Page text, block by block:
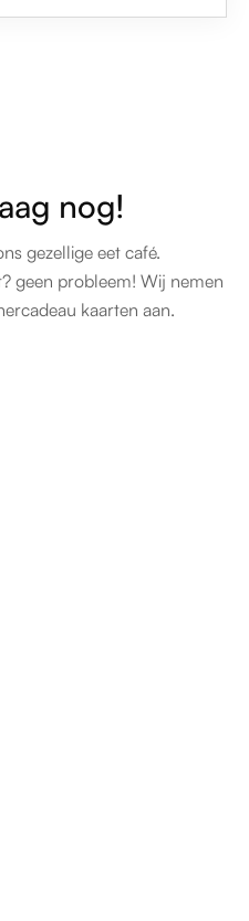
nog!
gezellige eet café.
geen probleem! Wij nemen
kaarten aan.